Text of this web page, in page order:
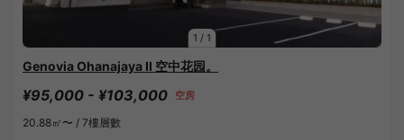
1 / 1
Genovia Ohanajaya II 空中花园。
¥95,000 - ¥103,000 空房
20.88㎡〜 / 7樓層數